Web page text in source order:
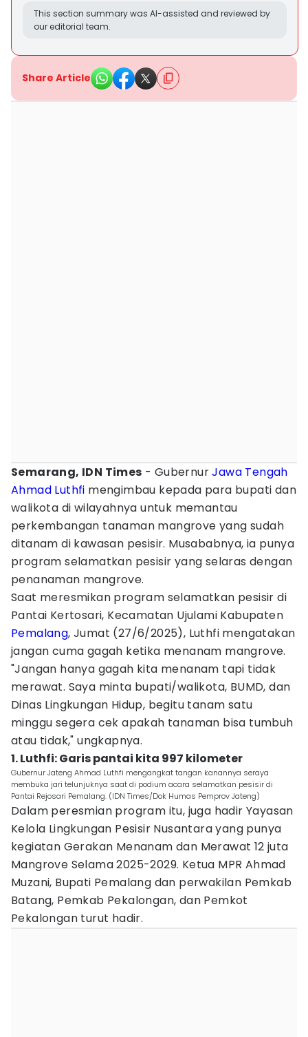
This section summary was AI-assisted and reviewed by
our editorial team.
Share Article
Semarang, IDN Times - GubernurJawa Tengah
Ahmad Luthfi mengimbau kepada para bupati dan
walikota di wilayahnya untuk memantau
perkembangan tanaman mangrove yang sudah
ditanam di kawasan pesisir. Musababnya, ia punya
program selamatkan pesisir yang selaras dengan
penanaman mangrove.
Saat meresmikan program selamatkan pesisir di
Pantai Kertosari, Kecamatan Ujulami Kabupaten
Pemalang, Jumat (27/6/2025), Luthfi mengatakan
jangan cuma gagah ketika menanam mangrove.
"Jangan hanya gagah kita menanam tapi tidak
merawat. Saya minta bupati/walikota, BUMD, dan
Dinas Lingkungan Hidup, begitu tanam satu
minggu segera cek apakah tanaman bisa tumbuh
atau tidak," ungkapnya.
1. Luthfi: Garis pantai kita 997 kilometer
Gubernur Jateng Ahmad Luthfi mengangkat tangan kanannya seraya
membuka jari telunjuknya saat di podium acara selamatkan pesisir di
Pantai Rejosari Pemalang. (IDN Times/Dok Humas Pemprov Jateng)
Dalam peresmian program itu, juga hadir Yayasan
Kelola Lingkungan Pesisir Nusantara yang punya
kegiatan Gerakan Menanam dan Merawat 12 juta
Mangrove Selama 2025-2029. Ketua MPR Ahmad
Muzani, Bupati Pemalang dan perwakilan Pemkab
Batang, Pemkab Pekalongan, dan Pemkot
Pekalongan turut hadir.